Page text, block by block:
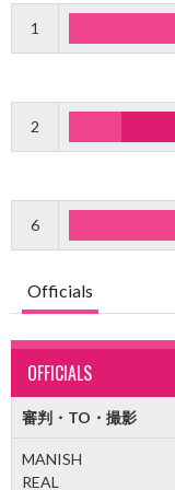
1
2
6
Officials
OFFICIALS
審判・TO・撮影
MANISH
REAL